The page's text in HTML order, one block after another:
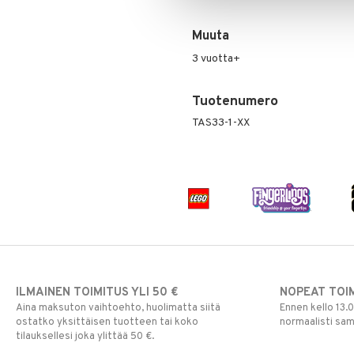
Muuta
3 vuotta+
Tuotenumero
TAS33-1-XX
ILMAINEN TOIMITUS YLI 50 €
Aina maksuton vaihtoehto, huolimatta siitä
ostatko yksittäisen tuotteen tai koko
tilauksellesi joka ylittää 50 €.
NOPEAT
Ennen kello
normaalisti